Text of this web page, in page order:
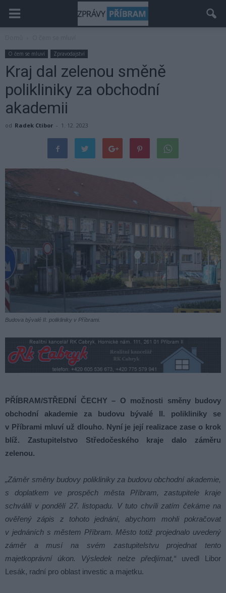
O čem se mluví Zpravodajství
Kraj dal zelenou směně
polikliniky za obchodní
akademii
od Radek Ctibor - 1. 12. 2023
Budova bývalé II. polikliniky v Příbrami.
PŘÍBRAM/STŘEDNÍ ČECHY – O možnosti směny budovy
obchodní akademie za budovu bývalé II. polikliniky se
v Příbrami mluví už dlouho. Nyní je její realizace zase o krok
blíž. Zastupitelstvo Středočeského kraje dalo záměru
zelenou.
„Záměr směny budovy polikliniky za budovu obchodní akademie,
s doplatkem ve prospěch města Příbram, zastupitele kraje
schválili v pondělí 27. listopadu. V tuto chvíli zatím čekáme na
ověřený zápis z tohoto jednání, abychom mohli pokračovat
v jednáních s městem Příbram. Město totiž projednalo uvedený
záměr a musí na svém zastupitelstvu projednat tento
majetkoprávní úkon. Výsledek nelze předjímat,“ uvedl Libor
Lesák, radní pro oblast investic a majetku.